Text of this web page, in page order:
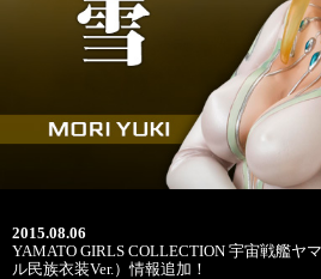
2015.08.06
YAMATO GIRLS COLLECTION 宇宙戦艦ヤ
ル民族衣装Ver.）情報追加！